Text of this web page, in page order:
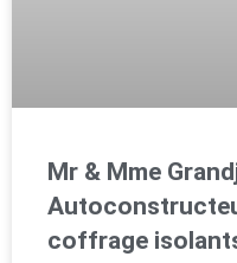
Mr & Mme
coffrage